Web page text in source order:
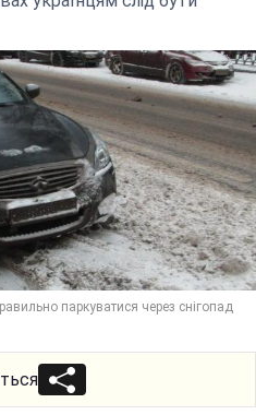
паркуватися через снігопад